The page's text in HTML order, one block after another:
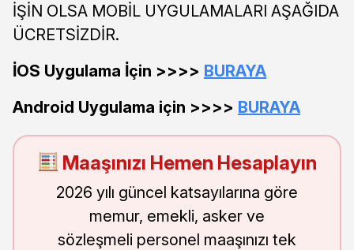
İŞİN OLSA MOBİL UYGULAMALARI AŞAĞIDA
ÜCRETSİZDİR.
İOS Uygulama İçin >>>> BURAYA
Android Uygulama için >>>> BURAYA
Maaşınızı Hemen Hesaplayın
2026 yılı güncel katsayılarına göre
memur, emekli, asker ve
sözleşmeli personel maaşınızı tek